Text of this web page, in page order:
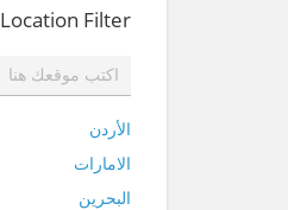
Location Filter
الأردن
الامارات
البحرين